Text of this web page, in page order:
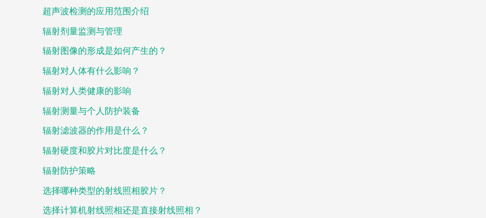
超声波检测的应用范围介绍
辐射剂量监测与管理
辐射图像的形成是如何产生的？
辐射对人体有什么影响？
辐射对人类健康的影响
辐射测量与个人防护装备
辐射滤波器的作用是什么？
辐射硬度和胶片对比度是什么？
辐射防护策略
选择哪种类型的射线照相胶片？
选择计算机射线照相还是直接射线照相？